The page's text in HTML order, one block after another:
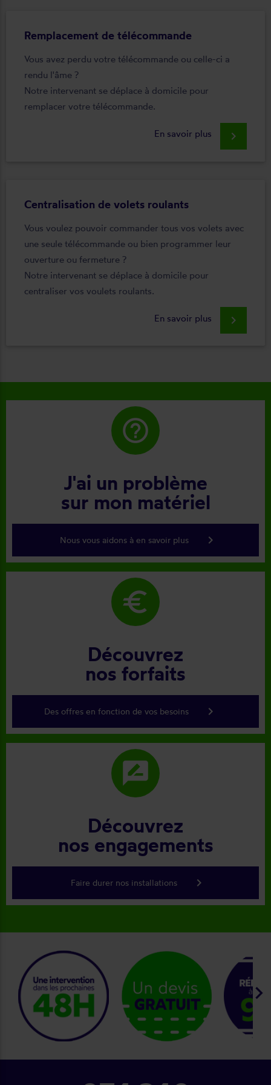
Remplacement de télécommande
Vous avez perdu votre télécommande ou celle-ci a
rendu l'âme ?
Notre intervenant se déplace à domicile pour
remplacer votre télécommande.
En savoir plus keyboard_arrow_right
Centralisation de volets roulants
Vous voulez pouvoir commander tous vos volets avec
une seule télécommande ou bien programmer leur
ouverture ou fermeture ?
Notre intervenant se déplace à domicile pour
centraliser vos voulets roulants.
En savoir plus keyboard_arrow_right
help_outline
J'ai un problème
sur mon matériel
Nous vous aidons à en savoir plus keyboard_arrow_right
euro
Découvrez
nos forfaits
Des offres en fonction de vos besoins keyboard_arrow_right
rate_review
Découvrez
nos engagements
Faire durer nos installations keyboard_arrow_right
keyboard_arrow_right